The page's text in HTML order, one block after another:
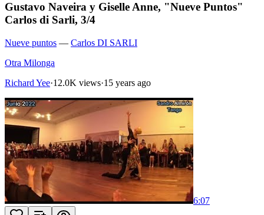
Gustavo Naveira y Giselle Anne, "Nueve Puntos"
Carlos di Sarli, 3/4
Nueve puntos — Carlos DI SARLI
Otra Milonga
Richard Yee·12.0K views·15 years ago
6:07